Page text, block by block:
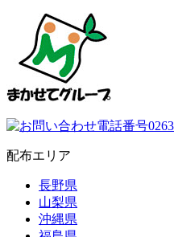
配布エリア
長野県
山梨県
沖縄県